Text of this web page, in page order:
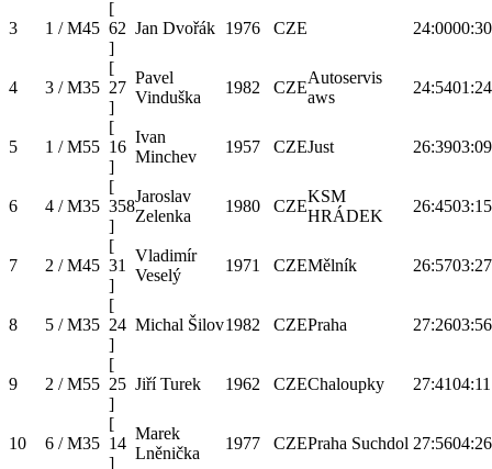
3 1 / M45
[
62
]
Jan Dvořák 1976 CZE 24:0000:30
4 3 / M35
[
27
]
Pavel
Vinduška
1982 CZE
Autoservis
aws
24:5401:24
5 1 / M55
[
16
]
Ivan
Minchev
1957 CZEJust 26:3903:09
6 4 / M35
[
358
]
Jaroslav
Zelenka
1980 CZE
KSM
HRÁDEK
26:4503:15
7 2 / M45
[
31
]
Vladimír
Veselý
1971 CZEMělník 26:5703:27
8 5 / M35
[
24
]
Michal Šilov1982 CZEPraha 27:2603:56
9 2 / M55
[
25
]
Jiří Turek 1962 CZEChaloupky 27:4104:11
10 6 / M35
[
14
]
Marek
Lněnička
1977 CZEPraha Suchdol 27:5604:26